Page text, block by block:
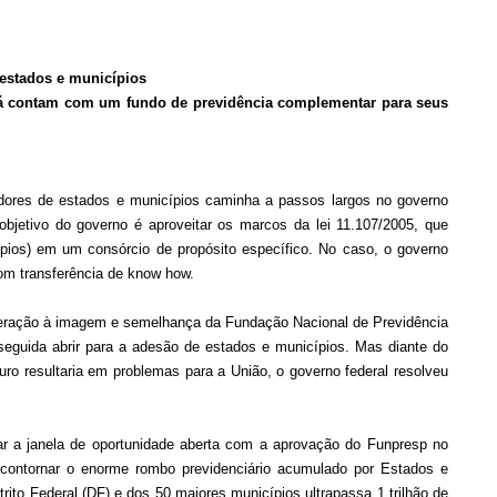
e municípios
com um fundo de previdência complementar para seus
de estados e municípios caminha a passos largos no governo
do governo é aproveitar os marcos da lei 11.107/2005, que
em um consórcio de propósito específico. No caso, o governo
transferência de know how.
à imagem e semelhança da Fundação Nacional de Previdência
abrir para a adesão de estados e municípios. Mas diante do
resultaria em problemas para a União, o governo federal resolveu
a janela de oportunidade aberta com a aprovação do Funpresp no
o enorme rombo previdenciário acumulado por Estados e
Federal (DF) e dos 50 maiores municípios ultrapassa 1 trilhão de